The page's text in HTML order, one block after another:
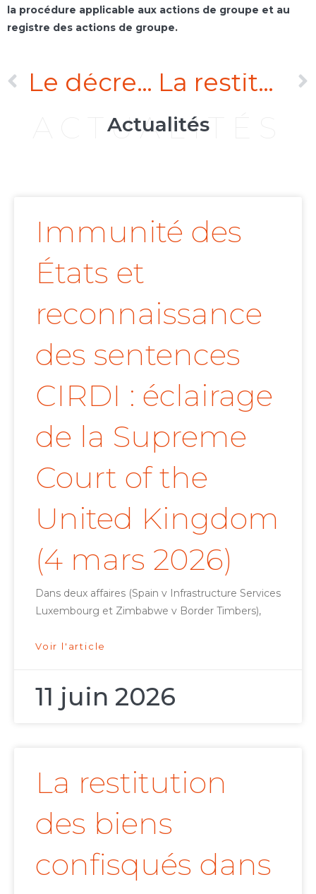
la procédure applicable aux actions de groupe et au
registre des actions de groupe.
Le décret « Magicobus II » portant simplification de la procédure civile du 8 juillet 2025 La restitution des biens confisqués dans le cadre de procédures pénales internationales : l’affaire relative à Demande concernant la restitution de biens confisqués dans le cadre de procédures pénales (Guinée équatoriale c. France) devant la Cour internationale de Justice
ACTUALITÉS
Actualités
Immunité des
États et
reconnaissance
des sentences
CIRDI : éclairage
de la Supreme
Court of the
United Kingdom
(4 mars 2026)
Dans deux affaires (Spain v Infrastructure Services
Luxembourg et Zimbabwe v Border Timbers),
Voir l'article
11 juin 2026
La restitution
des biens
confisqués dans